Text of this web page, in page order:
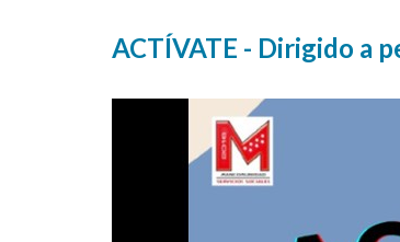
ACTÍVATE - Dirigido a